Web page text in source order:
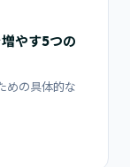
やす5つの
めの具体的な